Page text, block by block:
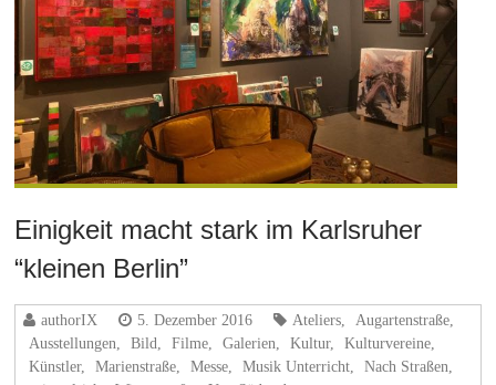
Einigkeit macht stark im Karlsruher
“kleinen Berlin”
authorIX 5. Dezember 2016 Ateliers Augartenstraße
Ausstellungen
Bild Filme Galerien Kultur, Kulturvereine
Künstler, Marienstraße Messe Musik Unterricht Nach Straßen